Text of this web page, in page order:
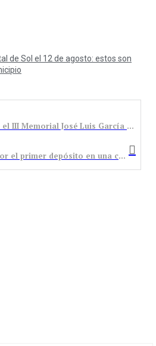
de Sol el 12 de agosto: estos son
El Bembibre HC se lleva el III Memorial José Luis García Olano ‘Pin’ tras imponerse al Mieres por un contundente 6-0
Cómo funciona el bono por el primer depósito en una casa de apuestas con el ejemplo de 1Win